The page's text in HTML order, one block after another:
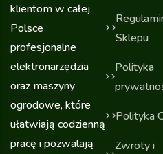
klientom w całej
Polsce
profesjonalne
elektronarzędzia
oraz maszyny
ogrodowe, które
ułatwiają codzienną
pracę i pozwalają
Sklepu
Polityka
Polityka
Zwroty i